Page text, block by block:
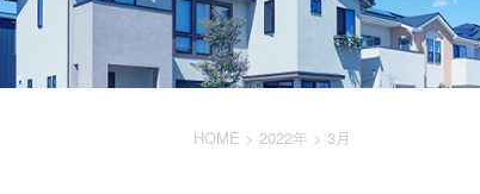
HOME > 2022年 > 3月